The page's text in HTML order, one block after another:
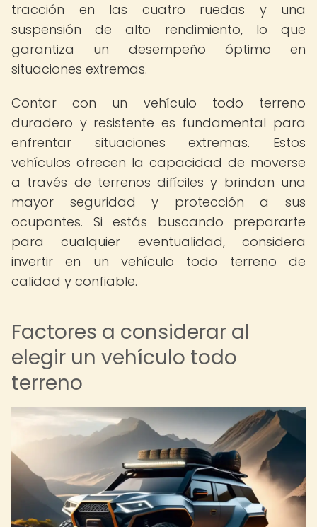
tracción en las cuatro ruedas y una
suspensión de alto rendimiento, lo que
garantiza un desempeño óptimo en
situaciones extremas.
Contar con un vehículo todo terreno
duradero y resistente es fundamental para
enfrentar situaciones extremas. Estos
vehículos ofrecen la capacidad de moverse
a través de terrenos difíciles y brindan una
mayor seguridad y protección a sus
ocupantes. Si estás buscando prepararte
para cualquier eventualidad, considera
invertir en un vehículo todo terreno de
calidad y confiable.
Factores a considerar al
elegir un vehículo todo
terreno